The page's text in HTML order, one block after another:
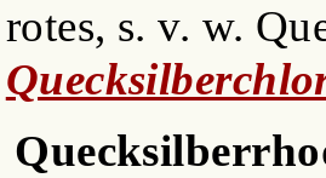
rotes, s. v. w.